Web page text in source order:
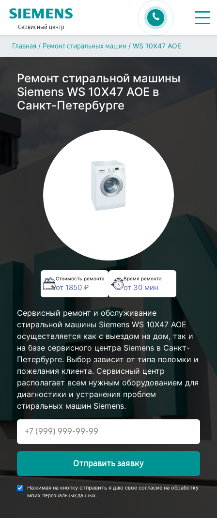
Сервисный центр
Главная / Ремонт стиральных машин / WS 10X47 AOE
Ремонт стиральной машины
Siemens WS 10X47 AOE в
Санкт-Петербурге
Стоимость ремонта
от 1850 ₽
Время ремонта
от 30 мин
Сервисный ремонт и обслуживание
стиральной машины Siemens WS 10X47 AOE
осуществляется как с выездом на дом, так и
на базе сервисного центра Siemens в Санкт-
Петербурге. Выбор зависит от типа поломки и
пожелания клиента. Сервисный центр
располагает всем нужным оборудованием для
диагностики и устранения проблем
стиральных машин Siemens.
Отправить заявку
Нажимая на кнопку отправить я даю свое согласие на обработку
моих персональных данных.